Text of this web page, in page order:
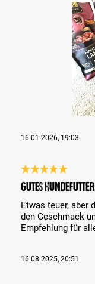
16.01.2026, 19:03
Bewertung mit 5
Gutes
Etwas teuer, aber
den Geschmack
Empfehlung für
16.08.2025, 20:51